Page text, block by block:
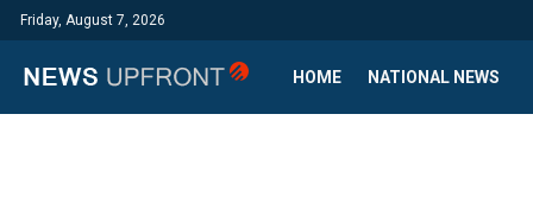
Friday, August 7, 2026
HOME NATIONAL NEWS